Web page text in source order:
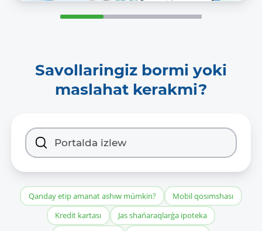
Savollaringiz bormi yoki
maslahat kerakmi?
Qanday etip amanat ashıw múmkin?
Mobil qosımshası
Kredit kartası
Jas shańaraqlarǵa ipoteka